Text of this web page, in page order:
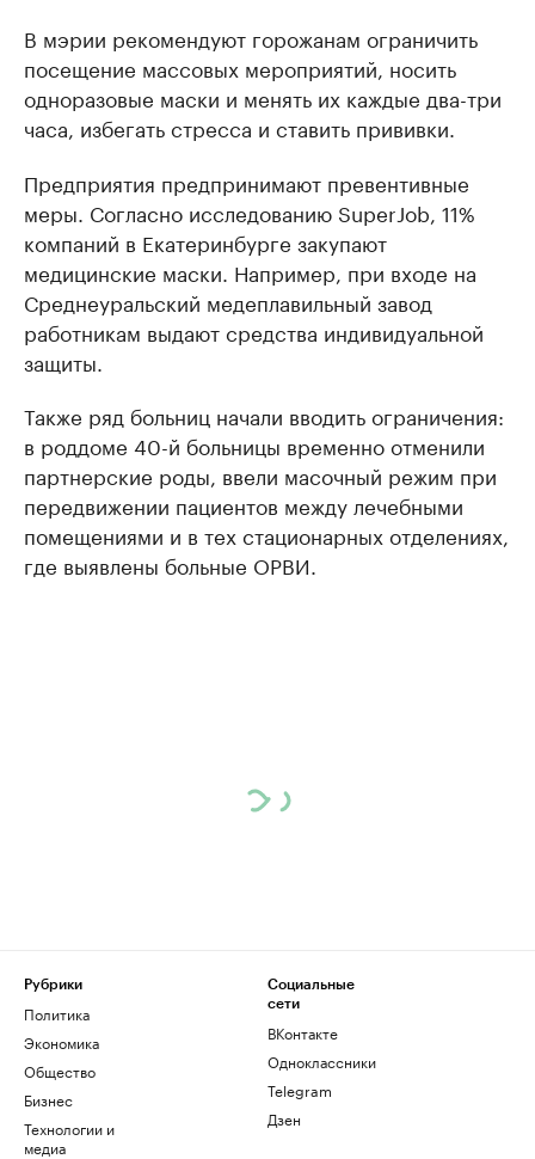
В мэрии рекомендуют горожанам ограничить
посещение массовых мероприятий, носить
одноразовые маски и менять их каждые два-три
часа, избегать стресса и ставить прививки.
Предприятия предпринимают превентивные
меры. Согласно исследованию SuperJob, 11%
компаний в Екатеринбурге закупают
медицинские маски. Например, при входе на
Среднеуральский медеплавильный завод
работникам выдают средства индивидуальной
защиты.
Также ряд больниц начали вводить ограничения:
в роддоме 40-й больницы временно отменили
партнерские роды, ввели масочный режим при
передвижении пациентов между лечебными
помещениями и в тех стационарных отделениях,
где выявлены больные ОРВИ.
Рубрики
Политика
Экономика
Общество
Бизнес
Технологии и
медиа
Социальные
сети
ВКонтакте
Одноклассники
Telegram
Дзен